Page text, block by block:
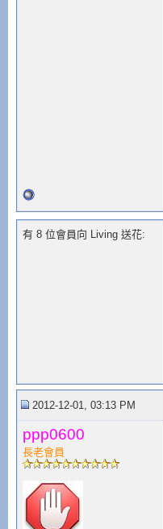
有 8 位會員向 Living 送花:
2012-12-01, 03:13 PM
ppp0600
長老會員